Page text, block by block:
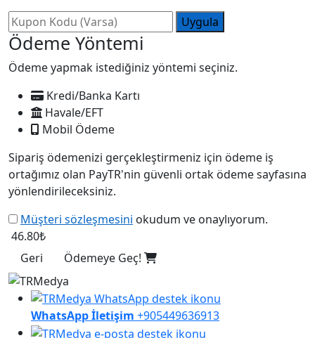
Uygula
Ödeme Yöntemi
Ödeme yapmak istediğiniz yöntemi seçiniz.
Kredi/Banka Kartı
Havale/EFT
Mobil Ödeme
Sipariş ödemenizi gerçekleştirmeniz için ödeme iş
ortağımız olan PayTR'nin güvenli ortak ödeme sayfasına
yönlendirileceksiniz.
Müşteri sözleşmesini okudum ve onaylıyorum.
46.80₺
Geri
Ödemeye Geç!
WhatsApp İletişim +905449636913